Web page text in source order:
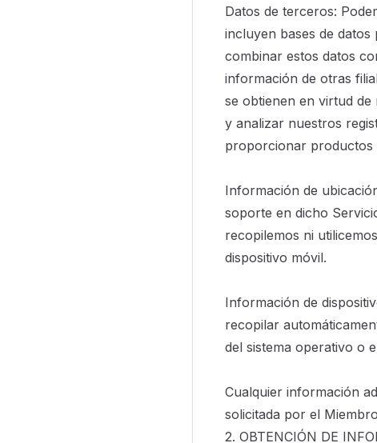
Datos de terceros:
incluyen bases de
combinar estos datos
información de otras
se obtienen en virtud
y analizar nuestros
proporcionar productos
Información de
soporte en dicho
recopilemos ni
dispositivo móvil.
Información de
recopilar
del sistema operativo o
Cualquier información
solicitada por el
2. OBTENCIÓN DE